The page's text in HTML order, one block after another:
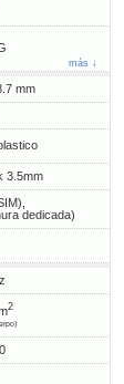
más ↓
mm
3.5mm
dedicada)
2